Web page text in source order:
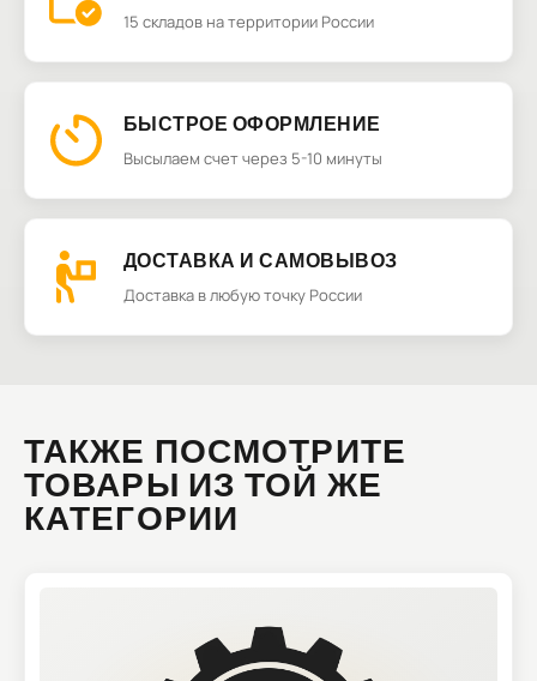
15 складов на территории России
БЫСТРОЕ ОФОРМЛЕНИЕ
Высылаем счет через 5-10 минуты
ДОСТАВКА И САМОВЫВОЗ
Доставка в любую точку России
ТАКЖЕ ПОСМОТРИТЕ
ТОВАРЫ ИЗ ТОЙ ЖЕ
КАТЕГОРИИ